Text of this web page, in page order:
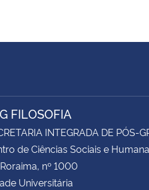
FILOSOFIA
INTEGRADA DE PÓS-
de Ciências Sociais e
nº 1000
Universitária